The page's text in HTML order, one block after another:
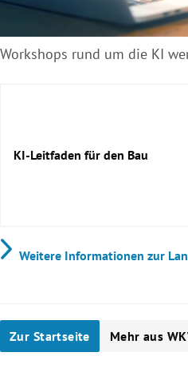
Workshops rund um die KI
KI-Leitfaden für den Bau
Weitere Informationen zur
Zur Startseite Mehr aus